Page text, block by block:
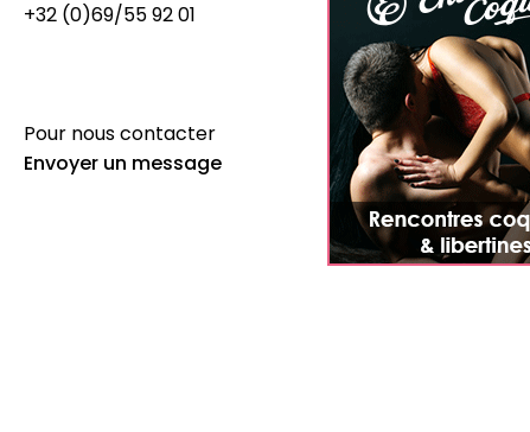
+32 (0)69/55 92 01
Pour nous contacter
Envoyer un message